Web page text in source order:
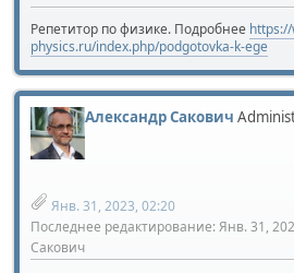
Репетитор по физике. Подробнее
physics.ru/index.php/podgotovka-k-ege
Александр Сакович
Янв. 31, 2023, 02:20
Последнее редактирование: Янв. 31,
Сакович